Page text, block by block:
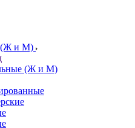
(Ж и М)
(Ж и М)